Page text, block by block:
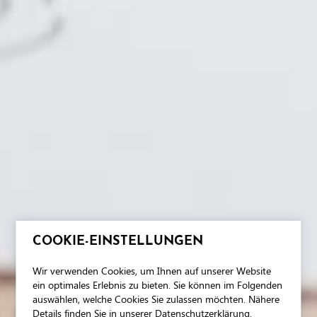
COOKIE-EINSTELLUNGEN
Wir verwenden Cookies, um Ihnen auf unserer Website
ein optimales Erlebnis zu bieten. Sie können im Folgenden
auswählen, welche Cookies Sie zulassen möchten. Nähere
Details finden Sie in unserer Datenschutzerklärung.